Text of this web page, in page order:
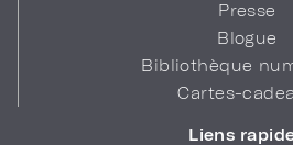
Presse
Blogue
Bibliothèque
Cartes-
Liens